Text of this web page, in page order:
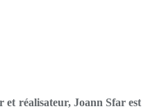
et réalisateur, Joann Sfar est